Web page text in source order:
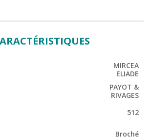
MIRCEA
ELIADE
PAYOT &
RIVAGES
512
Broché